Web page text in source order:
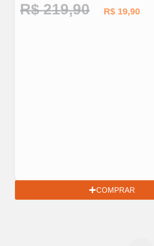
R$219,90 R$ 19,90
COMPRAR